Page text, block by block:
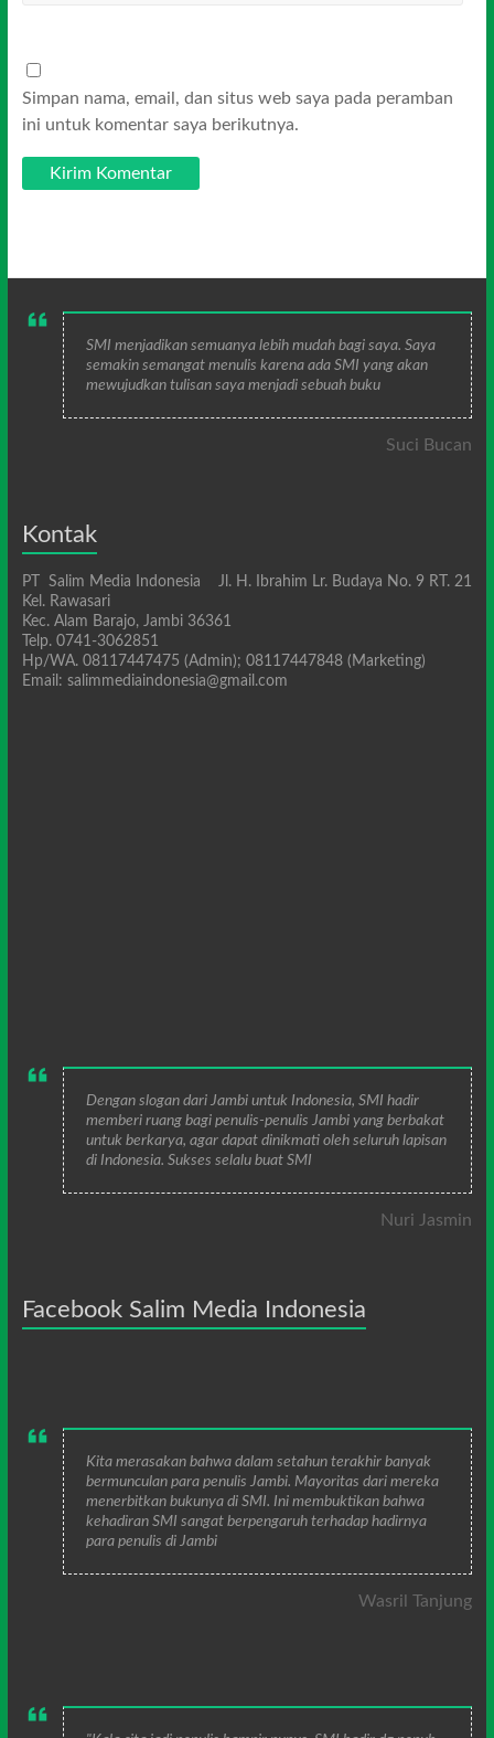
Simpan nama, email, dan situs web saya pada peramban
ini untuk komentar saya berikutnya.
SMI menjadikan semuanya lebih mudah bagi saya. Saya
semakin semangat menulis karena ada SMI yang akan
mewujudkan tulisan saya menjadi sebuah buku
Suci Bucan
Kontak
PT Salim Media Indonesia Jl. H. Ibrahim Lr. Budaya No. 9 RT. 21
Kel. Rawasari
Kec. Alam Barajo, Jambi 36361
Telp. 0741-3062851
Hp/WA. 08117447475 (Admin); 08117447848 (Marketing)
Email: salimmediaindonesia@gmail.com
Dengan slogan dari Jambi untuk Indonesia, SMI hadir
memberi ruang bagi penulis-penulis Jambi yang berbakat
untuk berkarya, agar dapat dinikmati oleh seluruh lapisan
di Indonesia. Sukses selalu buat SMI
Nuri Jasmin
Facebook Salim Media Indonesia
Kita merasakan bahwa dalam setahun terakhir banyak
bermunculan para penulis Jambi. Mayoritas dari mereka
menerbitkan bukunya di SMI. Ini membuktikan bahwa
kehadiran SMI sangat berpengaruh terhadap hadirnya
para penulis di Jambi
Wasril Tanjung